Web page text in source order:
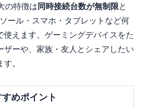
の特徴は 同時接続台数が無制限と
ール・スマホ・タブレットなど何
使えます。ゲーミングデバイスをた
ザーや、家族・友人とシェアしたい
。
めポイント